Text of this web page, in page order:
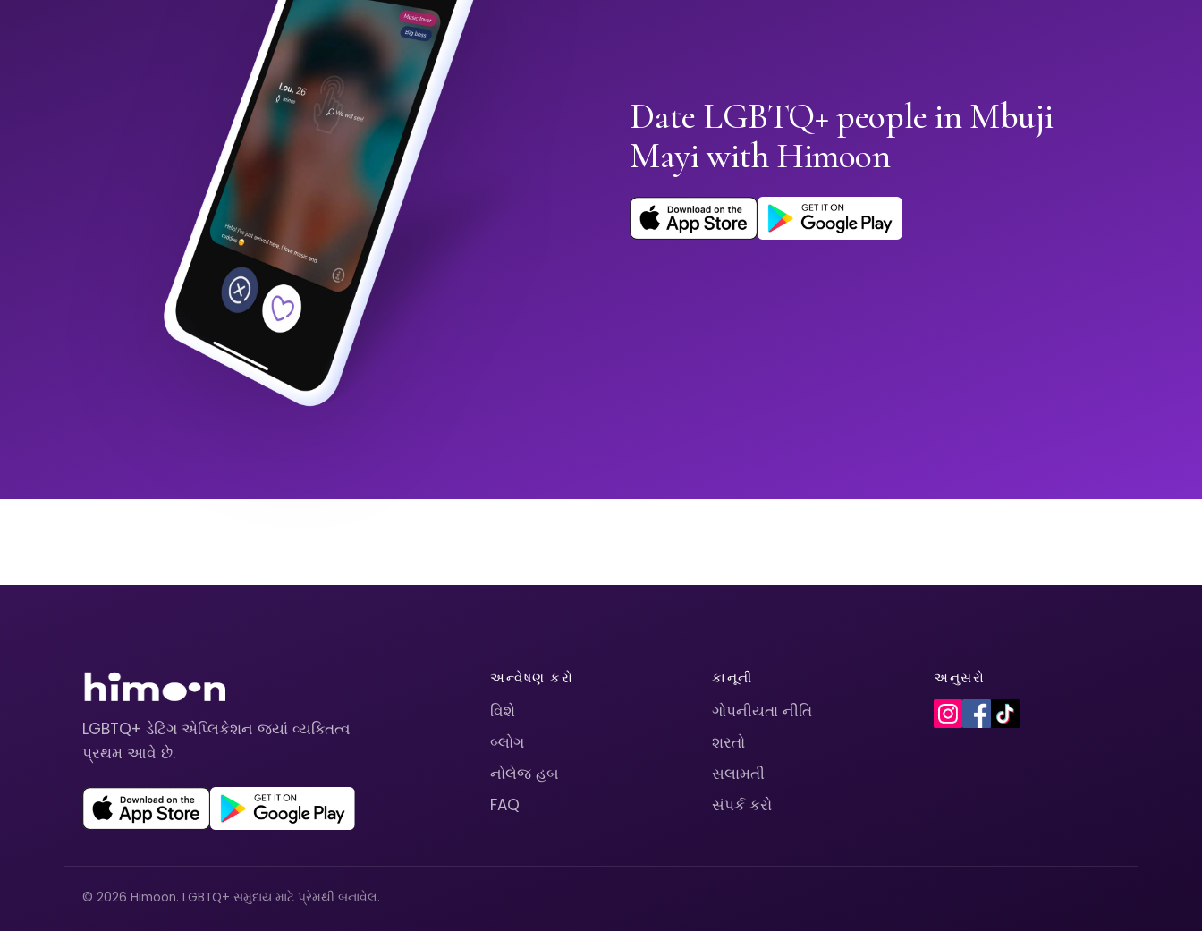
Date LGBTQ+ people in Mbuji
Mayi with Himoon
LGBTQ+ ડેટિંગ એપ્લિકેશન જ્યાં વ્યક્તિત્વ
પ્રથમ આવે છે.
અન્વેષણ કરો
વિશે
બ્લોગ
નોલેજ હબ
FAQ
કાનૂની
ગોપનીયતા નીતિ
શરતો
સલામતી
સંપર્ક કરો
અનુસરો
© 2026 Himoon. LGBTQ+ સમુદાય માટે પ્રેમથી બનાવેલ.